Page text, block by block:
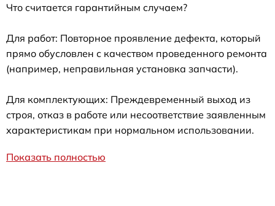
Что считается гарантийным случаем?
Для работ: Повторное проявление дефекта, который
прямо обусловлен с качеством проведенного ремонта
(например, неправильная установка запчасти).
Для комплектующих: Преждевременный выход из
строя, отказ в работе или несоответствие заявленным
характеристикам при нормальном использовании.
Показать полностью